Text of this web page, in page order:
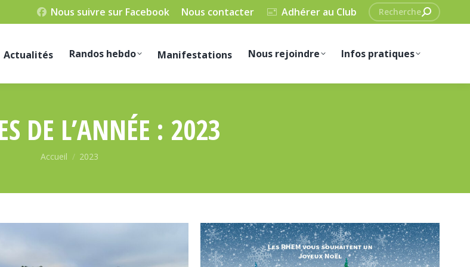
Nous suivre sur Facebook Nous contacter Adhérer au Club
Recherche
:
Actualités Randos hebdo Manifestations Nous rejoindre Infos pratiques
DE L’ANNÉE : 2023
Vous êtes ici :
Accueil 2023